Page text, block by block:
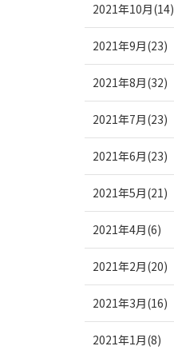
2021年10月(14)
2021年9月(23)
2021年8月(32)
2021年7月(23)
2021年6月(23)
2021年5月(21)
2021年4月(6)
2021年2月(20)
2021年3月(16)
2021年1月(8)